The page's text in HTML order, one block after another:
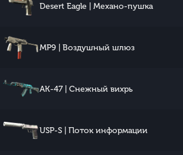
Desert Eagle | Механо-пушка
MP9 | Воздушный шлюз
AK-47 | Снежный вихрь
USP-S | Поток информации